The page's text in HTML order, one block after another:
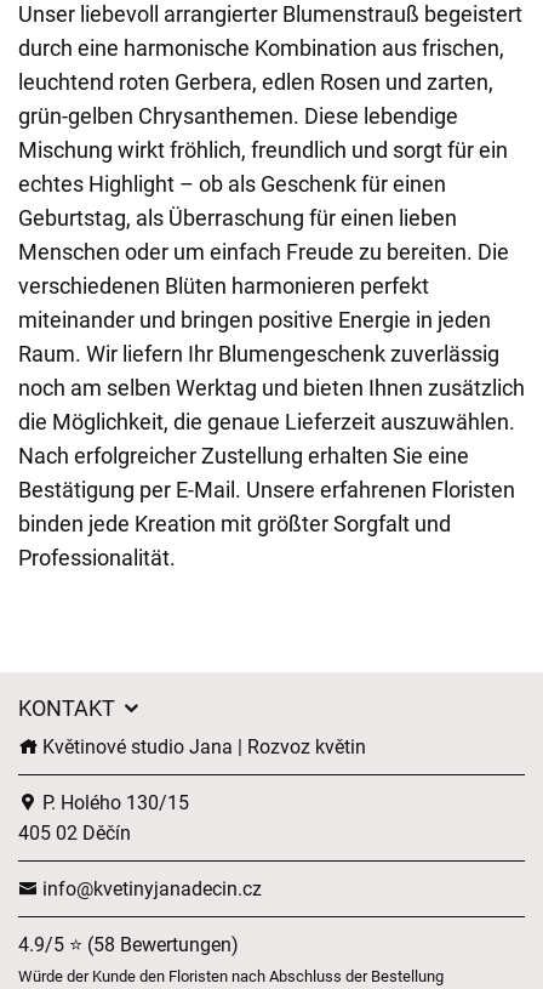
Unser liebevoll arrangierter Blumenstrauß begeistert
durch eine harmonische Kombination aus frischen,
leuchtend roten Gerbera, edlen Rosen und zarten,
grün-gelben Chrysanthemen. Diese lebendige
Mischung wirkt fröhlich, freundlich und sorgt für ein
echtes Highlight – ob als Geschenk für einen
Geburtstag, als Überraschung für einen lieben
Menschen oder um einfach Freude zu bereiten. Die
verschiedenen Blüten harmonieren perfekt
miteinander und bringen positive Energie in jeden
Raum. Wir liefern Ihr Blumengeschenk zuverlässig
noch am selben Werktag und bieten Ihnen zusätzlich
die Möglichkeit, die genaue Lieferzeit auszuwählen.
Nach erfolgreicher Zustellung erhalten Sie eine
Bestätigung per E-Mail. Unsere erfahrenen Floristen
binden jede Kreation mit größter Sorgfalt und
Professionalität.
KONTAKT
Květinové studio Jana | Rozvoz květin
P. Holého 130/15
405 02 Děčín
info@kvetinyjanadecin.cz
4.9/5 ⭐ (58 Bewertungen)
Würde der Kunde den Floristen nach Abschluss der Bestellung